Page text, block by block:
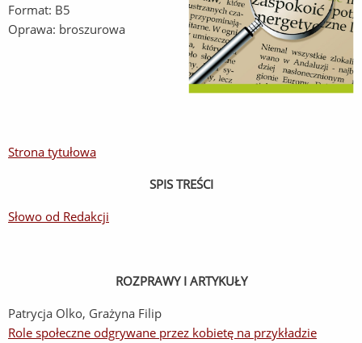
Format: B5
Oprawa: broszurowa
Strona tytułowa
SPIS TREŚCI
Słowo od Redakcji
ROZPRAWY I ARTYKUŁY
Patrycja Olko, Grażyna Filip
Role społeczne odgrywane przez kobietę na przykładzie